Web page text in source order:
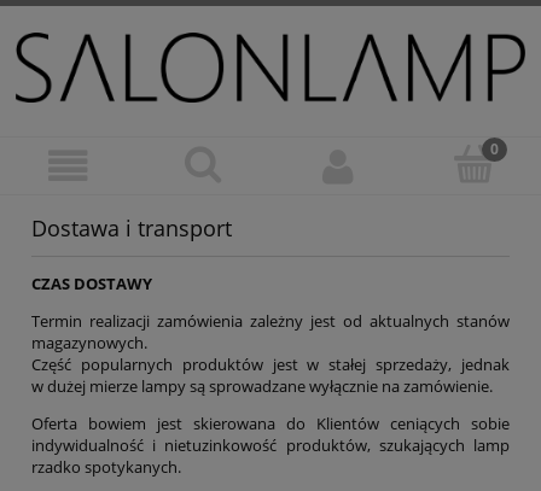
Dostawa i transport
CZAS DOSTAWY
Termin realizacji zamówienia zależny jest od aktualnych stanów
magazynowych.
Część popularnych produktów jest w stałej sprzedaży, jednak
w dużej mierze lampy są sprowadzane wyłącznie na zamówienie.
Oferta bowiem jest skierowana do Klientów ceniących sobie
indywidualność i nietuzinkowość produktów, szukających lamp
rzadko spotykanych.